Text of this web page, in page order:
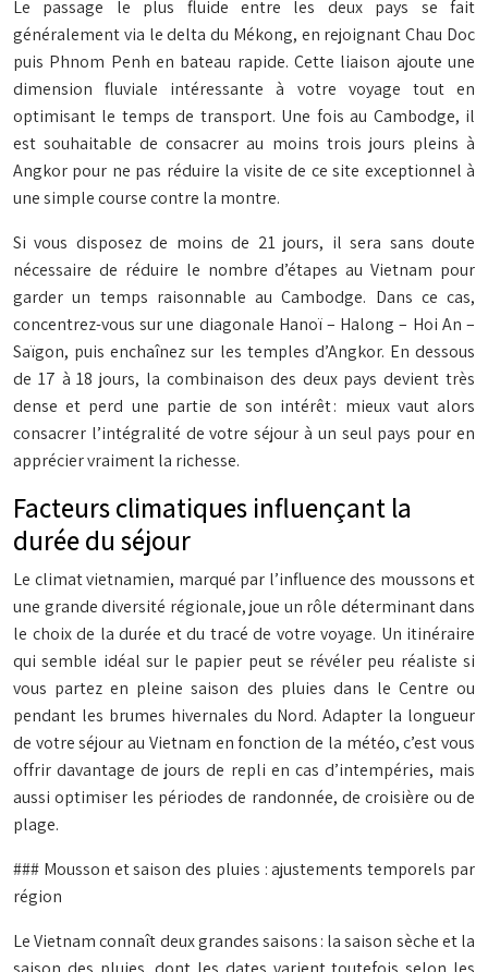
Le passage le plus fluide entre les deux pays se fait
généralement via le delta du Mékong, en rejoignant Chau Doc
puis Phnom Penh en bateau rapide. Cette liaison ajoute une
dimension fluviale intéressante à votre voyage tout en
optimisant le temps de transport. Une fois au Cambodge, il
est souhaitable de consacrer au moins trois jours pleins à
Angkor pour ne pas réduire la visite de ce site exceptionnel à
une simple course contre la montre.
Si vous disposez de moins de 21 jours, il sera sans doute
nécessaire de réduire le nombre d’étapes au Vietnam pour
garder un temps raisonnable au Cambodge. Dans ce cas,
concentrez-vous sur une diagonale Hanoï – Halong – Hoi An –
Saïgon, puis enchaînez sur les temples d’Angkor. En dessous
de 17 à 18 jours, la combinaison des deux pays devient très
dense et perd une partie de son intérêt : mieux vaut alors
consacrer l’intégralité de votre séjour à un seul pays pour en
apprécier vraiment la richesse.
Facteurs climatiques influençant la
durée du séjour
Le climat vietnamien, marqué par l’influence des moussons et
une grande diversité régionale, joue un rôle déterminant dans
le choix de la durée et du tracé de votre voyage. Un itinéraire
qui semble idéal sur le papier peut se révéler peu réaliste si
vous partez en pleine saison des pluies dans le Centre ou
pendant les brumes hivernales du Nord. Adapter la longueur
de votre séjour au Vietnam en fonction de la météo, c’est vous
offrir davantage de jours de repli en cas d’intempéries, mais
aussi optimiser les périodes de randonnée, de croisière ou de
plage.
### Mousson et saison des pluies : ajustements temporels par
région
Le Vietnam connaît deux grandes saisons : la saison sèche et la